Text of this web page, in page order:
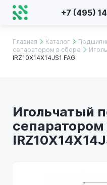
+7 (495)
Главная Каталог
сепаратором в сборе
IRZ10X14X14JS1 FAG
Игольчатый
сепаратором